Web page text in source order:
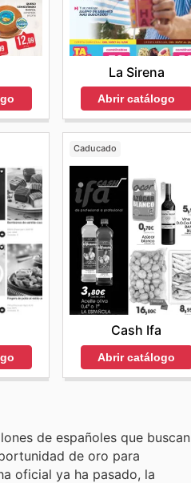
La Sirena
Abrir catálogo
Caducado
Cash Ifa
Abrir catálogo
de españoles que buscan
de oro para
oficial ya ha pasado, la